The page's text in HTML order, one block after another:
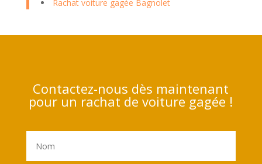
Rachat voiture gagée Bagnolet
Contactez-nous dès maintenant
pour un rachat de voiture gagée !